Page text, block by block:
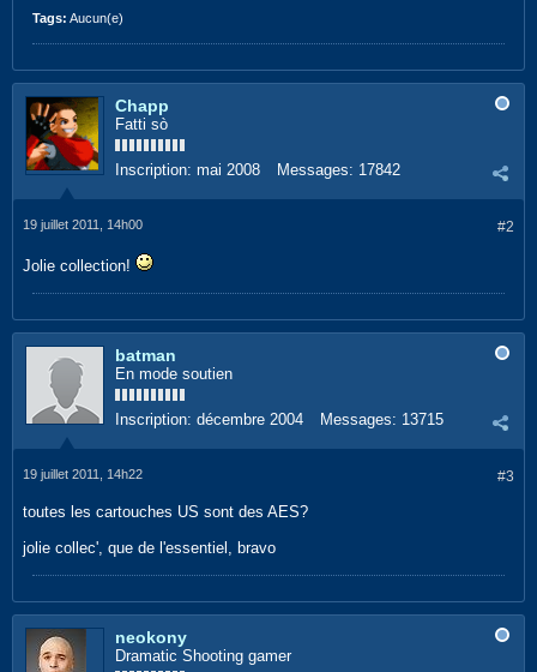
Tags: Aucun(e)
Chapp
Fatti sò
Inscription: mai 2008 Messages: 17842
#2
19 juillet 2011, 14h00
Jolie collection!
batman
En mode soutien
Inscription: décembre 2004 Messages: 13715
#3
19 juillet 2011, 14h22
toutes les cartouches US sont des AES?
jolie collec', que de l'essentiel, bravo
neokony
Dramatic Shooting gamer